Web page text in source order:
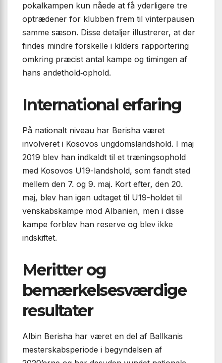
pokalkampen kun nåede at få yderligere tre
optrædener for klubben frem til vinterpausen
samme sæson. Disse detaljer illustrerer, at der
findes mindre forskelle i kilders rapportering
omkring præcist antal kampe og timingen af
hans andethold‑ophold.
International erfaring
På nationalt niveau har Berisha været
involveret i Kosovos ungdomslandshold. I maj
2019 blev han indkaldt til et træningsophold
med Kosovos U19-landshold, som fandt sted
mellem den 7. og 9. maj. Kort efter, den 20.
maj, blev han igen udtaget til U19-holdet til
venskabskampe mod Albanien, men i disse
kampe forblev han reserve og blev ikke
indskiftet.
Meritter og
bemærkelsesværdige
resultater
Albin Berisha har været en del af Ballkanis
mesterskabsperiode i begyndelsen af